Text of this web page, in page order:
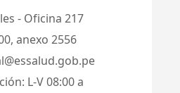
- Oficina 217
anexo 2556
L-V 08:00 a